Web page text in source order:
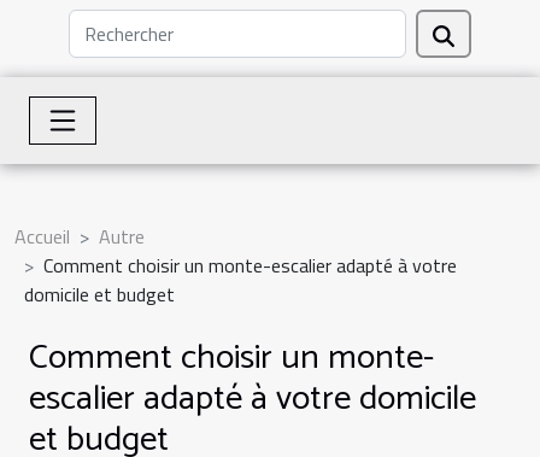
Accueil
Autre
Comment choisir un monte-escalier adapté à votre
domicile et budget
Comment choisir un monte-
escalier adapté à votre domicile
et budget